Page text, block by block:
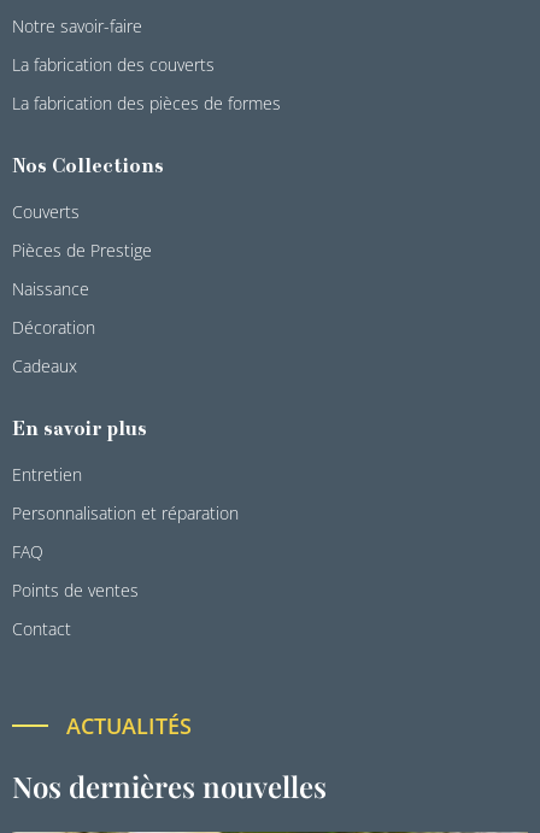
Notre savoir-faire
La fabrication des couverts
La fabrication des pièces de formes
Nos Collections
Couverts
Pièces de Prestige
Naissance
Décoration
Cadeaux
En savoir plus
Entretien
Personnalisation et réparation
FAQ
Points de ventes
Contact
ACTUALITÉS
Nos dernières nouvelles